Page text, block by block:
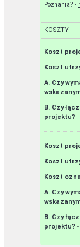
Poznania? -
KOSZTY
Koszt
Koszt
A. Czy
B. Czy
projektu? -
Koszt
Koszt
Koszt
A. Czy
B. Czy
projektu? -